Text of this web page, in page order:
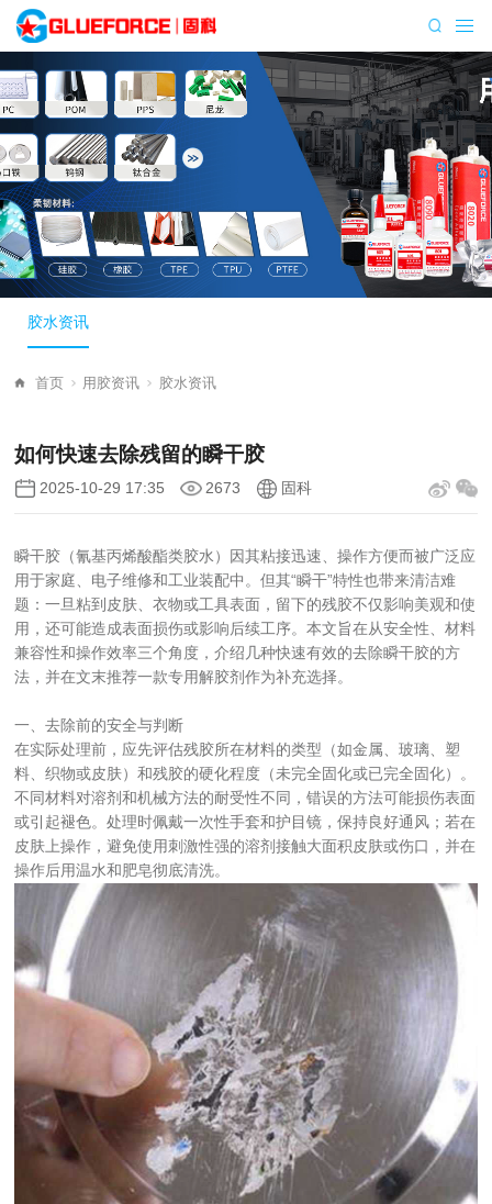
胶水资讯
首页 用胶资讯 胶水资讯
如何快速去除残留的瞬干胶
2025-10-29 17:35 2673 固科
瞬干胶（氰基丙烯酸酯类胶水）因其粘接迅速、操作方便而被广泛应
用于家庭、电子维修和工业装配中。但其“瞬干”特性也带来清洁难
题：一旦粘到皮肤、衣物或工具表面，留下的残胶不仅影响美观和使
用，还可能造成表面损伤或影响后续工序。本文旨在从安全性、材料
兼容性和操作效率三个角度，介绍几种快速有效的去除瞬干胶的方
法，并在文末推荐一款专用解胶剂作为补充选择。
一、去除前的安全与判断
在实际处理前，应先评估残胶所在材料的类型（如金属、玻璃、塑
料、织物或皮肤）和残胶的硬化程度（未完全固化或已完全固化）。
不同材料对溶剂和机械方法的耐受性不同，错误的方法可能损伤表面
或引起褪色。处理时佩戴一次性手套和护目镜，保持良好通风；若在
皮肤上操作，避免使用刺激性强的溶剂接触大面积皮肤或伤口，并在
操作后用温水和肥皂彻底清洗。